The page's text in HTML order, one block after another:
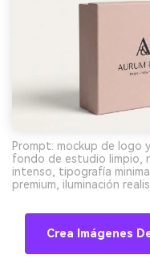
Prompt: mockup de logo
fondo de estudio limpio,
intenso, tipografía
premium, iluminación
Crea Imágenes